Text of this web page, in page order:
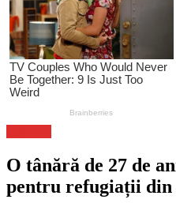
O tânără de 27 de
pentru refugiații din